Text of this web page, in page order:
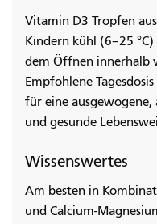
Vitamin D3 Tropfen
Kindern kühl (6–25
dem Öffnen innerhalb
Empfohlene
für eine ausgewogene,
und gesunde
Wissenswertes
Am besten in
und Calcium-